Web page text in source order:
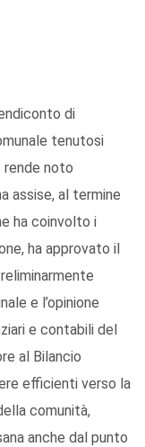
di
tenutosi
rende noto
assise, al termine
ha coinvolto i
ha approvato il
e l’opinione
e contabili del
al Bilancio
efficienti verso la
comunità,
anche dal punto